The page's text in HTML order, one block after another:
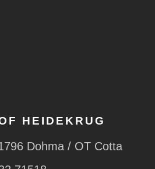
HEIDEKRUG
Dohma / OT Cotta